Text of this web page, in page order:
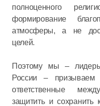
полноценного
формирование
атмосферы, а не
целей.
Поэтому мы –
России – призываем
ответственные
защитить и сохранить